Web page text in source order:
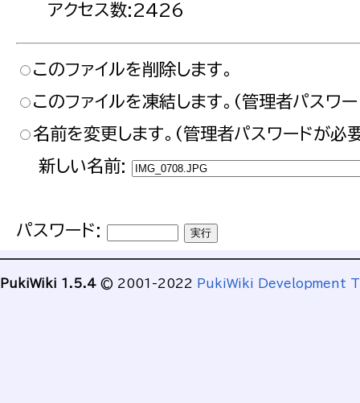
アクセス数:2426
このファイルを削除します。
このファイルを凍結します。(管理者パスワ
名前を変更します。(管理者パスワードが必
新しい名前:
パスワード:
PukiWiki 1.5.4 © 2001-2022 PukiWiki Development